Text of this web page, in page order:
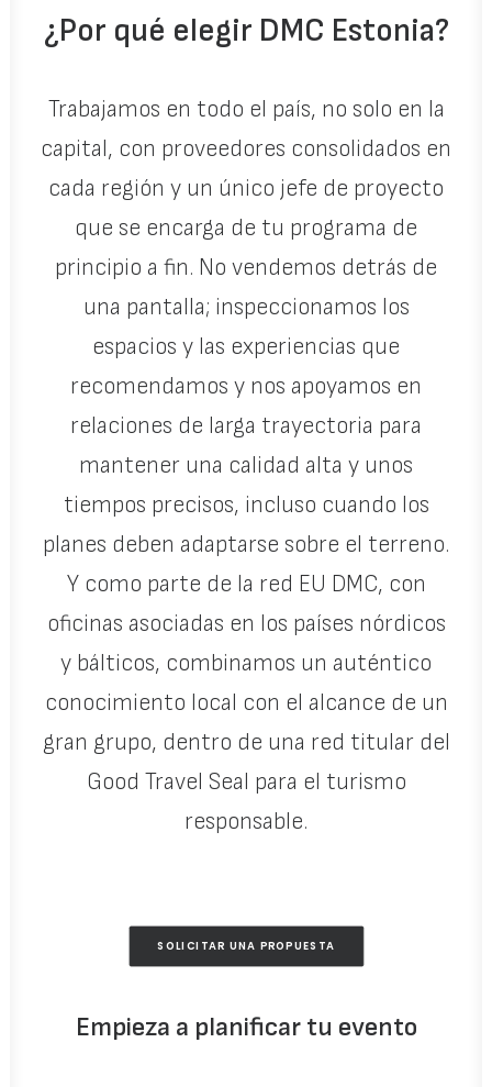
¿Por qué elegir DMC Estonia?
Trabajamos en todo el país, no solo en la
capital, con proveedores consolidados en
cada región y un único jefe de proyecto
que se encarga de tu programa de
principio a fin. No vendemos detrás de
una pantalla; inspeccionamos los
espacios y las experiencias que
recomendamos y nos apoyamos en
relaciones de larga trayectoria para
mantener una calidad alta y unos
tiempos precisos, incluso cuando los
planes deben adaptarse sobre el terreno.
Y como parte de la red EU DMC, con
oficinas asociadas en los países nórdicos
y bálticos, combinamos un auténtico
conocimiento local con el alcance de un
gran grupo, dentro de una red titular del
Good Travel Seal para el turismo
responsable.
SOLICITAR UNA PROPUESTA
Empieza a planificar tu evento